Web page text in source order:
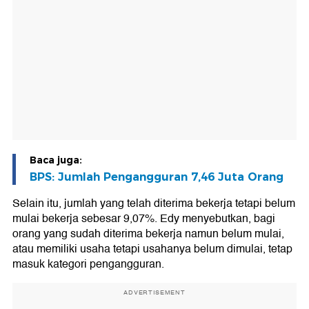
Baca juga:
BPS: Jumlah Pengangguran 7,46 Juta Orang
Selain itu, jumlah yang telah diterima bekerja tetapi belum
mulai bekerja sebesar 9,07%. Edy menyebutkan, bagi
orang yang sudah diterima bekerja namun belum mulai,
atau memiliki usaha tetapi usahanya belum dimulai, tetap
masuk kategori pengangguran.
ADVERTISEMENT